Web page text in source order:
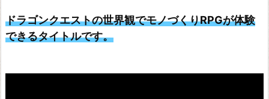
ドラゴンクエストの世界観でモノづくりRPGが体験
できるタイトルです。